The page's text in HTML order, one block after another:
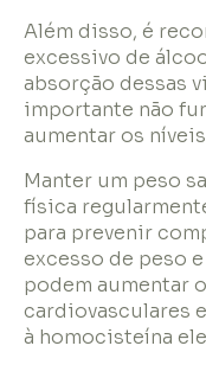
Além disso, é
excessivo de
absorção dessas
importante não
aumentar os
Manter um peso
física
para prevenir
excesso de peso
podem aumentar
cardiovasculares
à homocisteína